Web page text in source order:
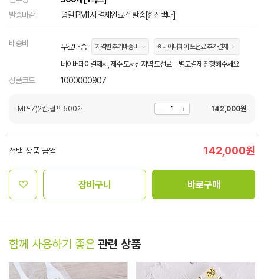
발송마감
평일 PM1시 결제완료건 발송[한진택배]
배송비 무료배송 지역별 추가배송비 ※ 네이버페이 도선료 추가결제
네이버페이결제시, 제주.도서산지역 도선료는 별도결제 진행해주세요
상품코드 1000000907
MP-7)2칸.펄프 500개 142,000원
선택 상품 금액 142,000원
장바구니 바로구매
함께 사용하기 좋은 관련 상품